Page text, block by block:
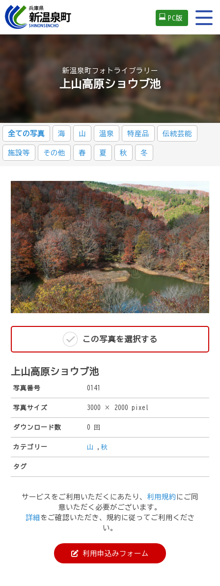
PC版
新温泉町フォトライブラリー
上山高原ショウブ池
全ての写真 海 山 温泉 特産品 伝統芸能
施設等 その他 春 夏 秋 冬
この写真を選択する
上山高原ショウブ池
写真番号 0141
写真サイズ 3000 × 2000 pixel
ダウンロード数 0 回
カテゴリー 山 ,秋
タグ
サービスをご利用いただくにあたり、 利用規約 にご同
意いただく必要がございます。
詳細 をご確認いただき、規約に従ってご利用くださ
い。
利用申込みフォーム